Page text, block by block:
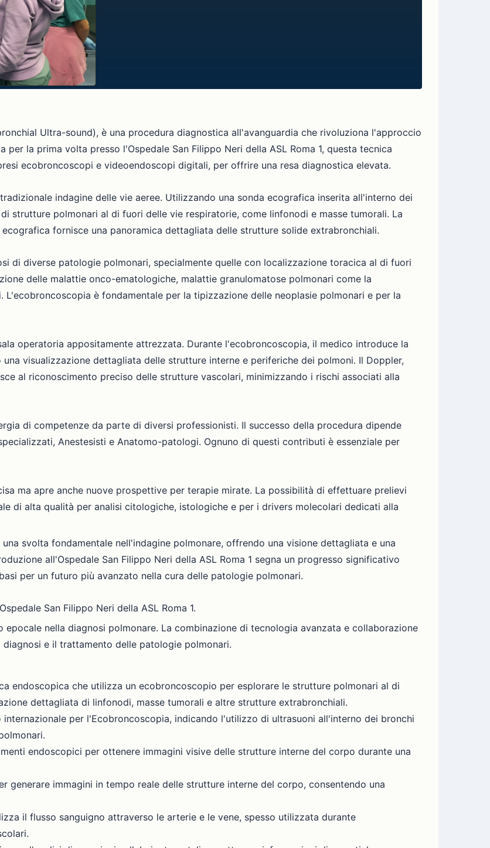
Ultra-sound), è una procedura diagnostica all'avanguardia che rivoluziona l'approccio
la prima volta presso l'Ospedale San Filippo Neri della ASL Roma 1, questa tecnica
ecobroncoscopi e videoendoscopi digitali, per offrire una resa diagnostica elevata.
indagine delle vie aeree. Utilizzando una sonda ecografica inserita all'interno dei
strutture polmonari al di fuori delle vie respiratorie, come linfonodi e masse tumorali. La
fornisce una panoramica dettagliata delle strutture solide extrabronchiali.
di diverse patologie polmonari, specialmente quelle con localizzazione toracica al di fuori
delle malattie onco-ematologiche, malattie granulomatose polmonari come la
è fondamentale per la tipizzazione delle neoplasie polmonari e per la
operatoria appositamente attrezzata. Durante l'ecobroncoscopia, il medico introduce la
visualizzazione dettagliata delle strutture interne e periferiche dei polmoni. Il Doppler,
al riconoscimento preciso delle strutture vascolari, minimizzando i rischi associati alla
di competenze da parte di diversi professionisti. Il successo della procedura dipende
Anestesisti e Anatomo-patologi. Ognuno di questi contributi è essenziale per
ma apre anche nuove prospettive per terapie mirate. La possibilità di effettuare prelievi
di alta qualità per analisi citologiche, istologiche e per i drivers molecolari dedicati alla
svolta fondamentale nell'indagine polmonare, offrendo una visione dettagliata e una
all'Ospedale San Filippo Neri della ASL Roma 1 segna un progresso significativo
per un futuro più avanzato nella cura delle patologie polmonari.
San Filippo Neri della ASL Roma 1.
nella diagnosi polmonare. La combinazione di tecnologia avanzata e collaborazione
e il trattamento delle patologie polmonari.
endoscopica che utilizza un ecobroncoscopio per esplorare le strutture polmonari al di
dettagliata di linfonodi, masse tumorali e altre strutture extrabronchiali.
internazionale per l'Ecobroncoscopia, indicando l'utilizzo di ultrasuoni all'interno dei bronchi
endoscopici per ottenere immagini visive delle strutture interne del corpo durante una
generare immagini in tempo reale delle strutture interne del corpo, consentendo una
il flusso sanguigno attraverso le arterie e le vene, spesso utilizzata durante